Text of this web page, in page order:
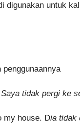
digunakan untuk
Saya tidak pergi ke
my house. Dia tidak